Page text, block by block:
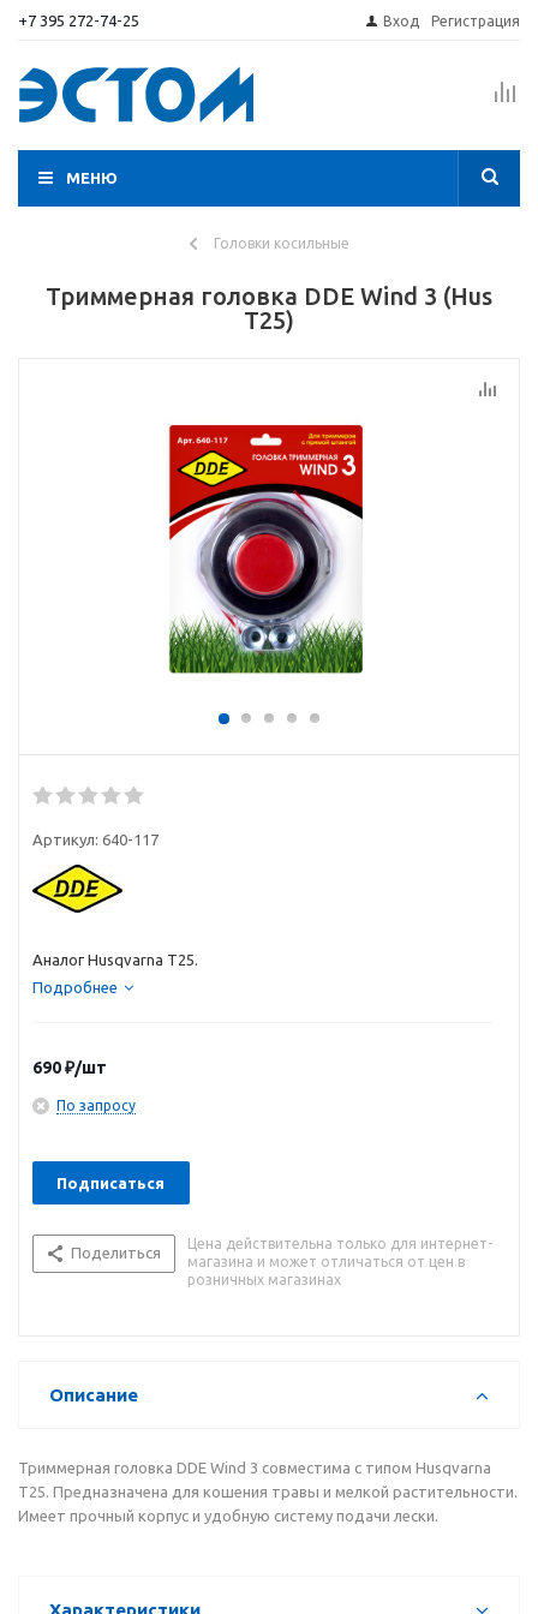
+7 395 272-74-25 Вход Регистрация
МЕНЮ
Головки косильные
Триммерная головка DDE Wind 3 (Hus
T25)
Артикул: 640-117
Аналог Husqvarna T25.
Подробнее
690₽/шт
По запросу
Подписаться
Поделиться
Цена действительна только для интернет-
магазина и может отличаться от цен в
розничных магазинах
Описание
Триммерная головка DDE Wind 3 совместима с типом Husqvarna
T25. Предназначена для кошения травы и мелкой растительности.
Имеет прочный корпус и удобную систему подачи лески.